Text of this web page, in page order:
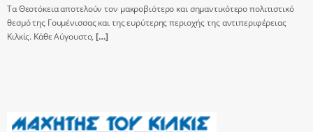
Τα Θεοτόκεια αποτελούν τον μακροβιότερο και σημαντικότερο πολιτιστικό
θεσμό της Γουμένισσας και της ευρύτερης περιοχής της αντιπεριφέρειας
Κιλκίς. Κάθε Αύγουστο, […]